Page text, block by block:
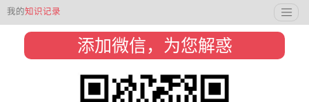
我的知识记录
添加微信，为您解惑